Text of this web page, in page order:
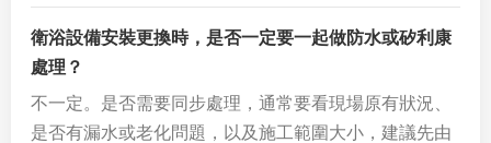
衛浴設備安裝更換時，是否一定要一起做防水或矽利康
處理？
不一定。是否需要同步處理，通常要看現場原有狀況、
是否有漏水或老化問題，以及施工範圍大小，建議先由